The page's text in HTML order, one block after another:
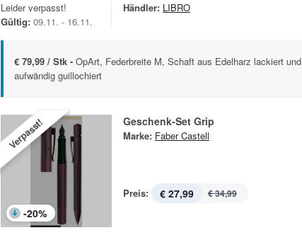
Leider verpasst!
Gültig: 09.11. - 16.11.
Händler: LIBRO
€ 79,99 / Stk - OpArt, Federbreite M, Schaft aus Edelharz lackiert und
aufwändig guillochiert
Verpasst!
-20%
Geschenk-Set Grip
Marke: Faber Castell
Preis: € 27,99 € 34,99